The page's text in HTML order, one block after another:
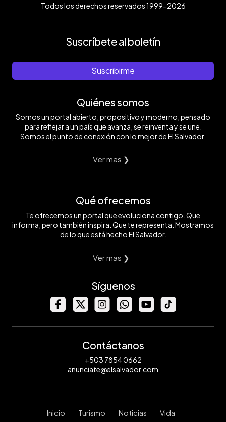
Todos los derechos reservados 1999-2026
Suscríbete al boletín
Suscribirme
Quiénes somos
Somos un portal abierto, propositivo y moderno, pensado
para reflejar a un país que avanza, se reinventa y se une.
Somos el punto de conexión con lo mejor de El Salvador.
Ver mas ❯
Qué ofrecemos
Te ofrecemos un portal que evoluciona contigo. Que
informa, pero también inspira. Que te representa. Mostramos
de lo que está hecho El Salvador.
Ver mas ❯
Síguenos
Contáctanos
+503 7854 0662
anunciate@elsalvador.com
Inicio Turismo Noticias Vida